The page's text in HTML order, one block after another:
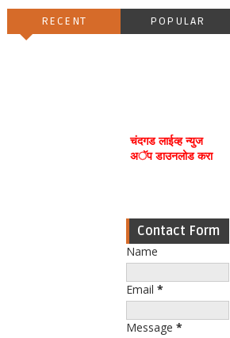
RECENT POPULAR
चंदगड लाईव्ह न्युज
अॅप डाउनलोड करा
Contact Form
Name
Email *
Message *